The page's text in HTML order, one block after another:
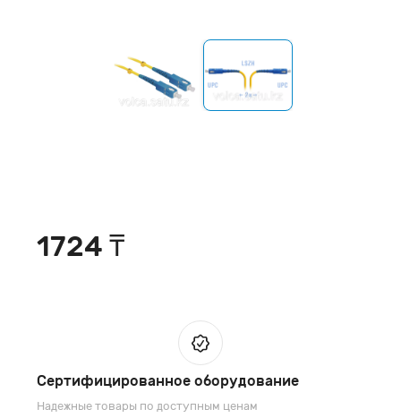
1724 ₸
Сертифицированное оборудование
Надежные товары по доступным ценам